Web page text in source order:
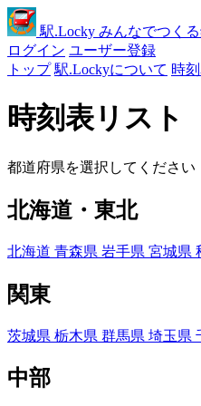
駅.Locky みんなでつく
ログイン ユーザー登録
トップ 駅.Lockyについて 時
時刻表リスト
都道府県を選択してください
北海道・東北
北海道 青森県 岩手県 宮城県
関東
茨城県 栃木県 群馬県 埼玉県
中部